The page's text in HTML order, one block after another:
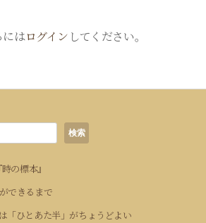
にはログイン してください。
検索
時の標本』
できるまで
「ひとあた半」がちょうどよい